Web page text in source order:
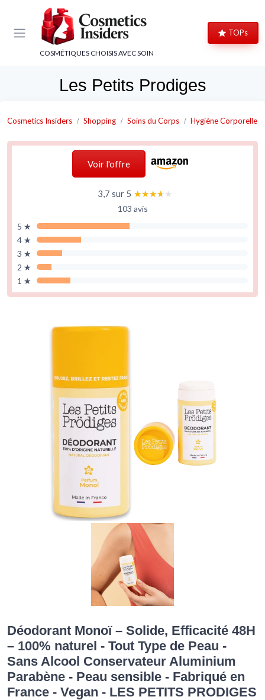
COSMÉTIQUES CHOISIS AVEC SOIN
TOPs
Les Petits Prodiges
Cosmetics Insiders Shopping Soins du Corps Hygiène Corporelle
Voir l'offre
3,7 sur 5 ★★★★★
★★★★★
103 avis
5 ★
4 ★
3 ★
2 ★
1 ★
Déodorant Monoï – Solide, Efficacité 48H
– 100% naturel - Tout Type de Peau -
Sans Alcool Conservateur Aluminium
Parabène - Peau sensible - Fabriqué en
France - Vegan - LES PETITS PRODIGES
Panneau de gestion des cookies